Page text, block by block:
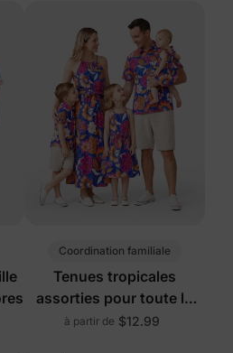
Coordination familiale
Tenues tropicales
assorties pour toute la
famille
à partir de $12.99